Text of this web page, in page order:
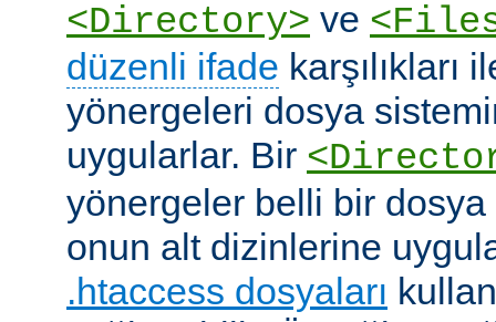
<Directory> ve
düzenli ifade karşılıkları
yönergeleri dosya
uygularlar. Bir
yönergeler belli bir
onun alt dizinlerine
.htaccess dosyaları